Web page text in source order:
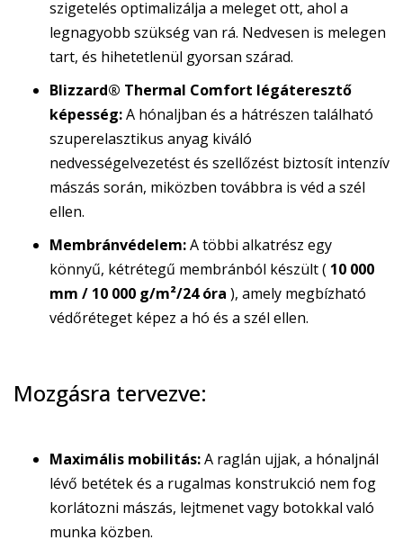
szigetelés optimalizálja a meleget ott, ahol a
legnagyobb szükség van rá. Nedvesen is melegen
tart, és hihetetlenül gyorsan szárad.
Blizzard® Thermal Comfort légáteresztő
képesség:A hónaljban és a hátrészen található
szuperelasztikus anyag kiváló
nedvességelvezetést és szellőzést biztosít intenzív
mászás során, miközben továbbra is véd a szél
ellen.
Membránvédelem:A többi alkatrész egy
könnyű, kétrétegű membránból készült ( 10 000
mm / 10 000 g/m²/24 óra ), amely megbízható
védőréteget képez a hó és a szél ellen.
Mozgásra tervezve:
Maximális mobilitás:A raglán ujjak, a hónaljnál
lévő betétek és a rugalmas konstrukció nem fog
korlátozni mászás, lejtmenet vagy botokkal való
munka közben.